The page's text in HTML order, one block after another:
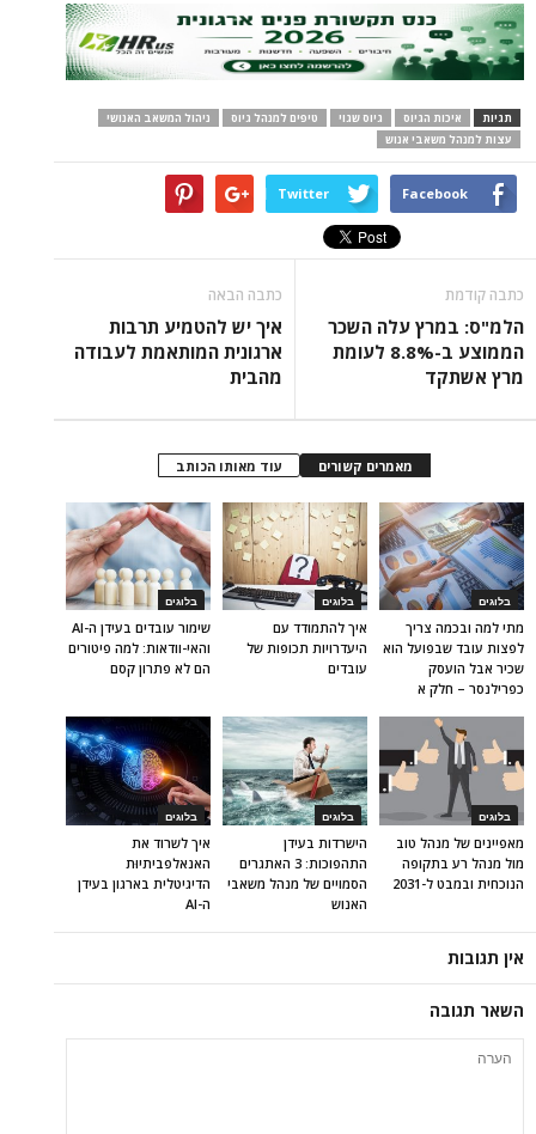
תגיות איכות הגיוס גיוס שגוי טיפים למנהל גיוס
ניהול המשאב האנושי
עצות למנהל משאבי אנוש
Facebook
Twitter
כתבה קודמת
הלמ"ס: במרץ עלה השכר
הממוצע ב-8.8% לעומת
מרץ אשתקד
כתבה הבאה
איך יש להטמיע תרבות
ארגונית המותאמת לעבודה
מהבית
מאמרים קשורים עוד מאותו הכותב
בלוגים
שימור עובדים בעידן ה-AI
והאי-וודאות: למה פיטורים
הם לא פתרון קסם
בלוגים
איך להתמודד עם
היעדרויות תכופות של
עובדים
בלוגים
מתי למה ובכמה צריך
לפצות עובד שבפועל הוא
שכיר אבל הועסק
כפרילנסר – חלק א
בלוגים
איך לשרוד את
האנאלפביתיוּת
הדיגיטלית בארגון בעידן
ה-AI
בלוגים
הישרדות בעידן
התהפוכות: 3 האתגרים
הסמויים של מנהל משאבי
האנוש
בלוגים
מאפיינים של מנהל טוב
מול מנהל רע בתקופה
הנוכחית ובמבט ל-2031
אין תגובות
השאר תגובה